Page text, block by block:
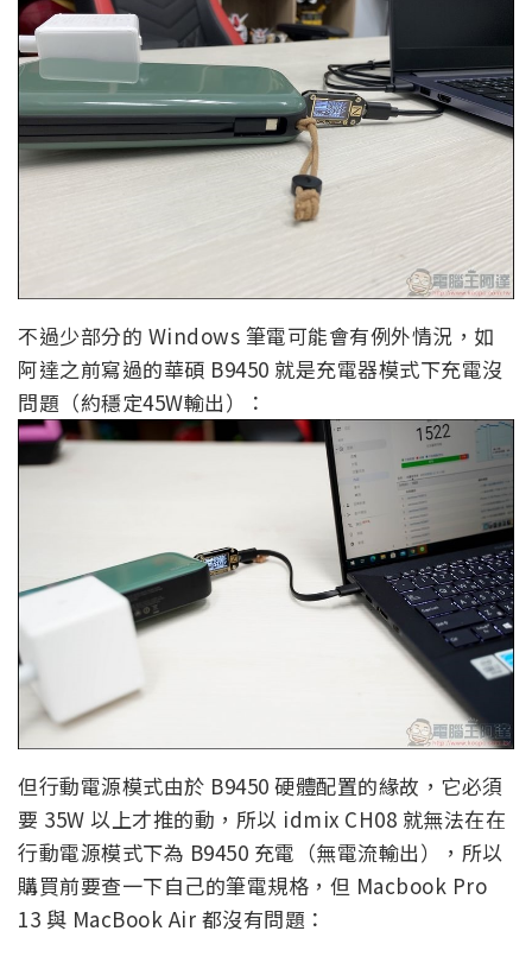
不過少部分的 Windows 筆電可能會有例外情況，如
阿達之前寫過的華碩 B9450 就是充電器模式下充電沒
問題（約穩定45W輸出）：
但行動電源模式由於 B9450 硬體配置的緣故，它必須
要 35W 以上才推的動，所以 idmix CH08 就無法在在
行動電源模式下為 B9450 充電（無電流輸出），所以
購買前要查一下自己的筆電規格，但 Macbook Pro
13 與 MacBook Air 都沒有問題：